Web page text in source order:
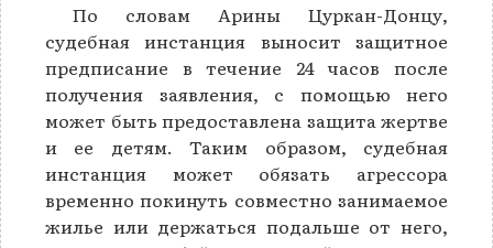
По словам Арины Цуркан-Донцу,
судебная инстанция выносит защитное
предписание в течение 24 часов после
получения заявления, с помощью него
может быть предоставлена защита жертве
и ее детям. Таким образом, судебная
инстанция может обязать агрессора
временно покинуть совместно занимаемое
жилье или держаться подальше от него,